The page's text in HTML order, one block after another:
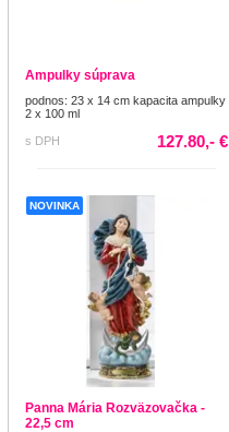
Ampulky súprava
podnos: 23 x 14 cm kapacita ampulky
2 x 100 ml
s DPH 127.80,- €
NOVINKA
Panna Mária Rozväzovačka -
22,5 cm